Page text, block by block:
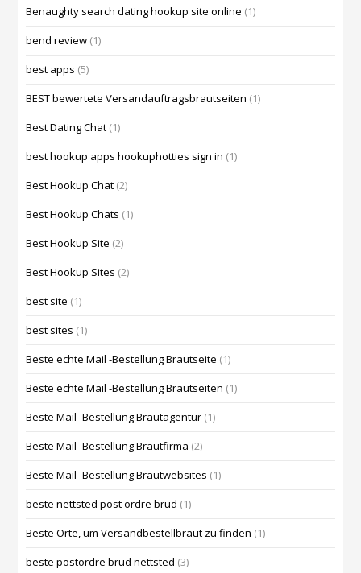
Benaughty search dating hookup site online (1)
bend review (1)
best apps (5)
BEST bewertete Versandauftragsbrautseiten (1)
Best Dating Chat (1)
best hookup apps hookuphotties sign in (1)
Best Hookup Chat (2)
Best Hookup Chats (1)
Best Hookup Site (2)
Best Hookup Sites (2)
best site (1)
best sites (1)
Beste echte Mail -Bestellung Brautseite (1)
Beste echte Mail -Bestellung Brautseiten (1)
Beste Mail -Bestellung Brautagentur (1)
Beste Mail -Bestellung Brautfirma (2)
Beste Mail -Bestellung Brautwebsites (1)
beste nettsted post ordre brud (1)
Beste Orte, um Versandbestellbraut zu finden (1)
beste postordre brud nettsted (3)